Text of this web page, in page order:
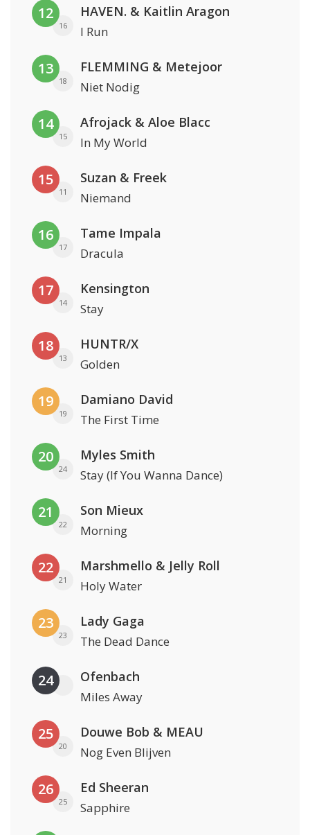
12
16
HAVEN. & Kaitlin Aragon
I Run
13
18
FLEMMING & Metejoor
Niet Nodig
14
15
Afrojack & Aloe Blacc
In My World
15
11
Suzan & Freek
Niemand
16
17
Tame Impala
Dracula
17
14
Kensington
Stay
18
13
HUNTR/X
Golden
19
19
Damiano David
The First Time
20
24
Myles Smith
Stay (If You Wanna Dance)
21
22
Son Mieux
Morning
22
21
Marshmello & Jelly Roll
Holy Water
23
23
Lady Gaga
The Dead Dance
24 Ofenbach
Miles Away
25
20
Douwe Bob & MEAU
Nog Even Blijven
26
25
Ed Sheeran
Sapphire